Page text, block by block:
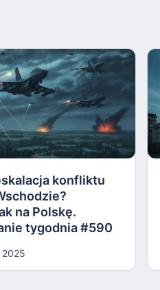
konfliktu
na Polskę.
tygodnia #590
2025